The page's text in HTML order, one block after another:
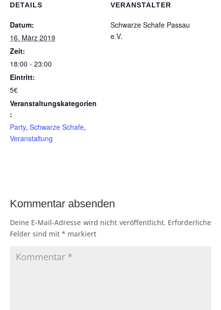
DETAILS
Datum:
16. März 2019
Zeit:
18:00 - 23:00
Eintritt:
5€
Veranstaltungskategorien
:
Party, Schwarze Schafe,
Veranstaltung
VERANSTALTER
Schwarze Schafe Passau
e.V.
Kommentar absenden
Deine E-Mail-Adresse wird nicht veröffentlicht. Erforderliche
Felder sind mit * markiert